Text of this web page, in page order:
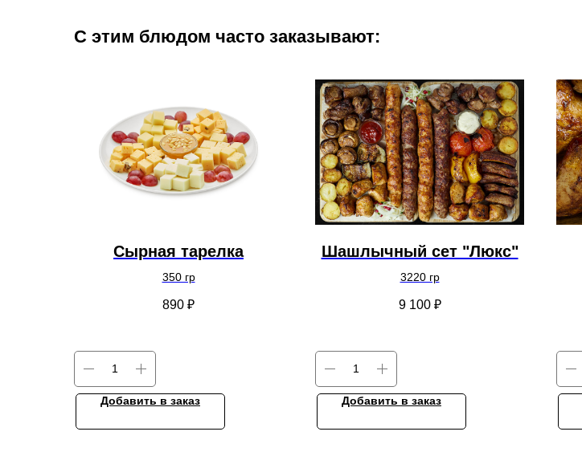
С этим блюдом часто заказывают:
Сырная тарелка
350 гр
890 ₽
Добавить в заказ
Шашлычный сет "Люкс"
3220 гр
9 100 ₽
Добавить в заказ